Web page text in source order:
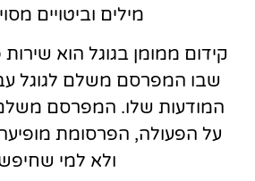
מילים וביטויים
קידום ממומן בגוגל הוא
שבו המפרסם משלם לגוגל
המודעות שלו. המפרסם
על הפעולה, הפרסומת
ולא למי